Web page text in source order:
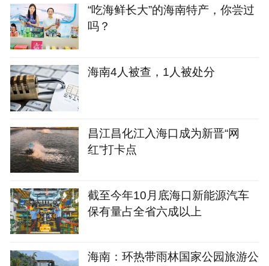
“吃海鲜长大”的海南特产，你尝过
吗？
海南4人被查，1人被处分
昌江昌化江入海口成为新晋“网
红”打卡点
截至今年10月底海口新能源汽车
保有量占全省六成以上
海南：环热带雨林国家公园旅游公